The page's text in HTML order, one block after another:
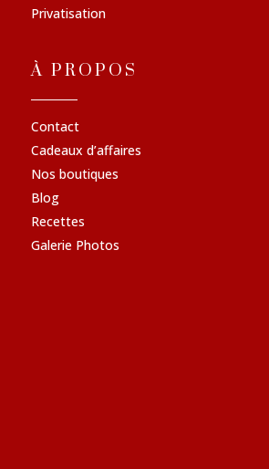
Privatisation
À PROPOS
Contact
Cadeaux d’affaires
Nos boutiques
Blog
Recettes
Galerie Photos